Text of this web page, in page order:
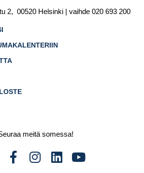
2, 00520 Helsinki | vaihde 020 693 200
meitä somessa!